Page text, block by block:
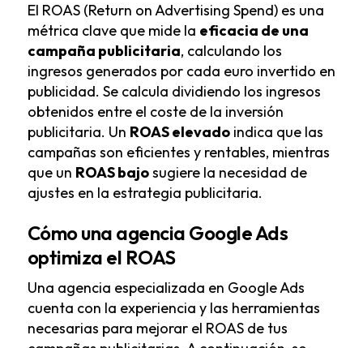
El ROAS (Return on Advertising Spend) es una
métrica clave que mide la eficacia de una
campaña publicitaria, calculando los
ingresos generados por cada euro invertido en
publicidad. Se calcula dividiendo los ingresos
obtenidos entre el coste de la inversión
publicitaria. Un ROAS elevadoindica que las
campañas son eficientes y rentables, mientras
que un ROAS bajosugiere la necesidad de
ajustes en la estrategia publicitaria.
Cómo una agencia Google Ads
optimiza el ROAS
Una agencia especializada en Google Ads
cuenta con la experiencia y las herramientas
necesarias para mejorar el ROAS de tus